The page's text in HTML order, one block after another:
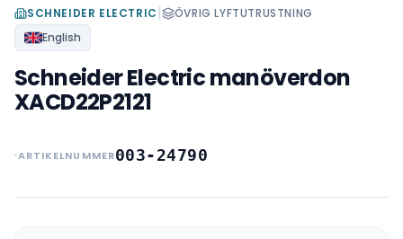
SCHNEIDER ELECTRIC |
ÖVRIG LYFTUTRUSTNING
English
Schneider Electric manöverdon
XACD22P2121
ARTIKELNUMMER003-24790